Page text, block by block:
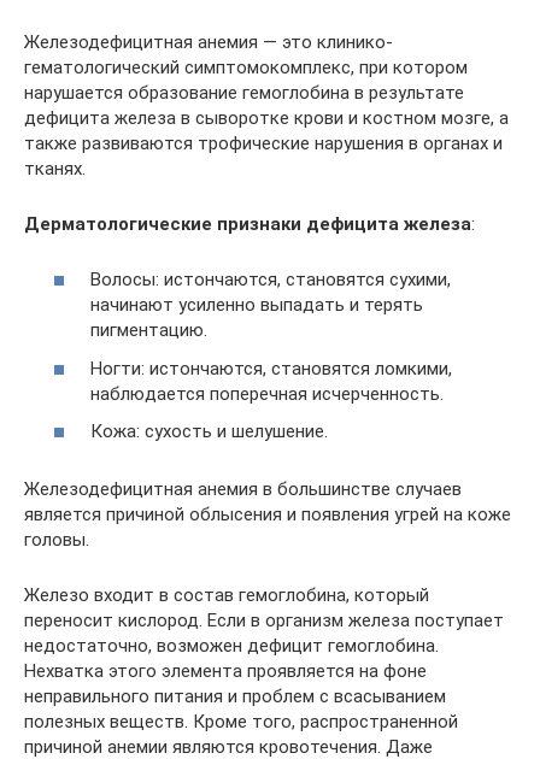
Железодефицитная анемия — это клинико-
гематологический симптомокомплекс, при котором
нарушается образование гемоглобина в результате
дефицита железа в сыворотке крови и костном мозге, а
также развиваются трофические нарушения в органах и
тканях.
Дерматологические признаки дефицита железа:
Волосы: истончаются, становятся сухими,
начинают усиленно выпадать и терять
пигментацию.
Ногти: истончаются, становятся ломкими,
наблюдается поперечная исчерченность.
Кожа: сухость и шелушение.
Железодефицитная анемия в большинстве случаев
является причиной облысения и появления угрей на коже
головы.
Железо входит в состав гемоглобина, который
переносит кислород. Если в организм железа поступает
недостаточно, возможен дефицит гемоглобина.
Нехватка этого элемента проявляется на фоне
неправильного питания и проблем с всасыванием
полезных веществ. Кроме того, распространенной
причиной анемии являются кровотечения. Даже